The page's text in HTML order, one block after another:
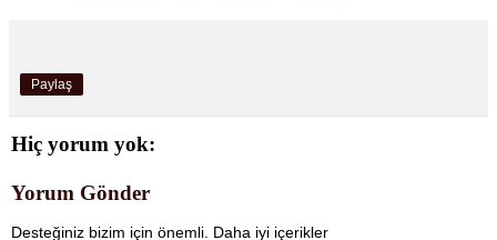
Paylaş
Hiç yorum yok:
Yorum Gönder
Desteğiniz bizim için önemli. Daha iyi içerikler